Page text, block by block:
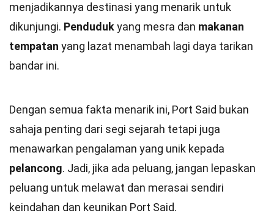
menjadikannya destinasi yang menarik untuk
dikunjungi. Pendudukyang mesra dan makanan
tempatan yang lazat menambah lagi daya tarikan
bandar ini.
Dengan semua fakta menarik ini, Port Said bukan
sahaja penting dari segi sejarah tetapi juga
menawarkan pengalaman yang unik kepada
pelancong. Jadi, jika ada peluang, jangan lepaskan
peluang untuk melawat dan merasai sendiri
keindahan dan keunikan Port Said.